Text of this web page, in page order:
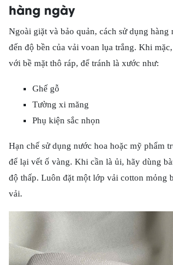
hàng ngày
Ngoài giặt và bảo quản, cách sử dụng hàng
đến độ bền của vải voan lụa trắng. Khi
với bề mặt thô ráp, để tránh là xước như:
Ghế gỗ
Tường xi măng
Phụ kiện sắc nhọn
Hạn chế sử dụng nước hoa hoặc mỹ phẩm
để lại vết ố vàng. Khi cần là ủi, hãy dùng
độ thấp. Luôn đặt một lớp vải cotton mỏng
vải.